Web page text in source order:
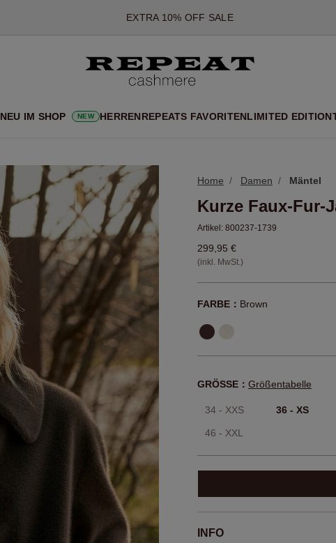
*DIESES ANGEBOT GILT BIS ZUM 12 AUGUST 2026
*GILT NICHT FÜR LIMITED EDITION
*AUSNAHMEN SIND MÖGLICH
NEUE CASHMERE-NEUHEITEN
EXTRA 10% OFF SALE
NEU IM SHOP NEW HERRENREPEATS FAVORITENLIMITED EDITION
Home Damen Mäntel
Kurze Faux-Fur-
Artikel: 800237-1739
299,95 €
(inkl. MwSt.)
FARBE： Brown
GRÖSSE： Größentabelle
34 - XXS 36 - XS
46 - XXL
INFO